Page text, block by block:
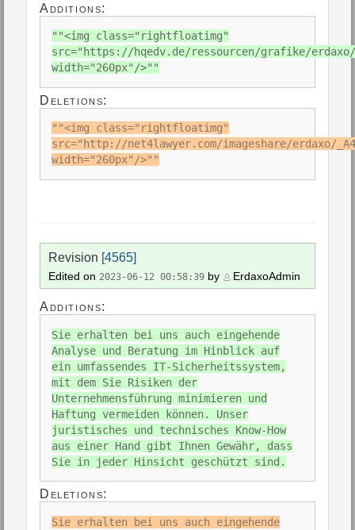
Additions:
""<img class="rightfloatimg"
src="https://hqedv.de/ressourcen/grafike/erdaxo/
width="260px"/>""
Deletions:
""<img class="rightfloatimg"
src="http://net4lawyer.com/imageshare/erdaxo/
width="260px"/>""
Revision [4565]
Edited on 2023-06-12 00:58:39 by ErdaxoAdmin
Additions:
Sie erhalten bei uns auch eingehende
Analyse und Beratung im Hinblick auf
ein umfassendes IT-Sicherheitssystem,
mit dem Sie Risiken der
Unternehmensführung minimieren und
Haftung vermeiden können. Unser
juristisches und technisches Know-How
aus einer Hand gibt Ihnen Gewähr, dass
Sie in jeder Hinsicht geschützt sind.
Deletions:
Sie erhalten bei uns auch eingehende